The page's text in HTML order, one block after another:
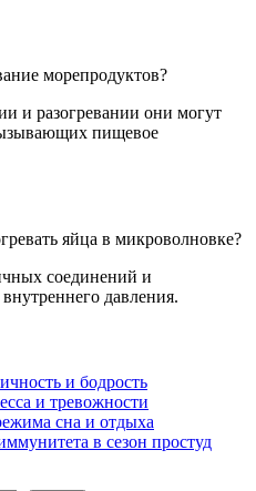
морепродуктов?
и разогревании они могут
пищевое
яйца в микроволновке?
соединений и
давления.
и бодрость
и тревожности
сна и отдыха
в сезон простуд